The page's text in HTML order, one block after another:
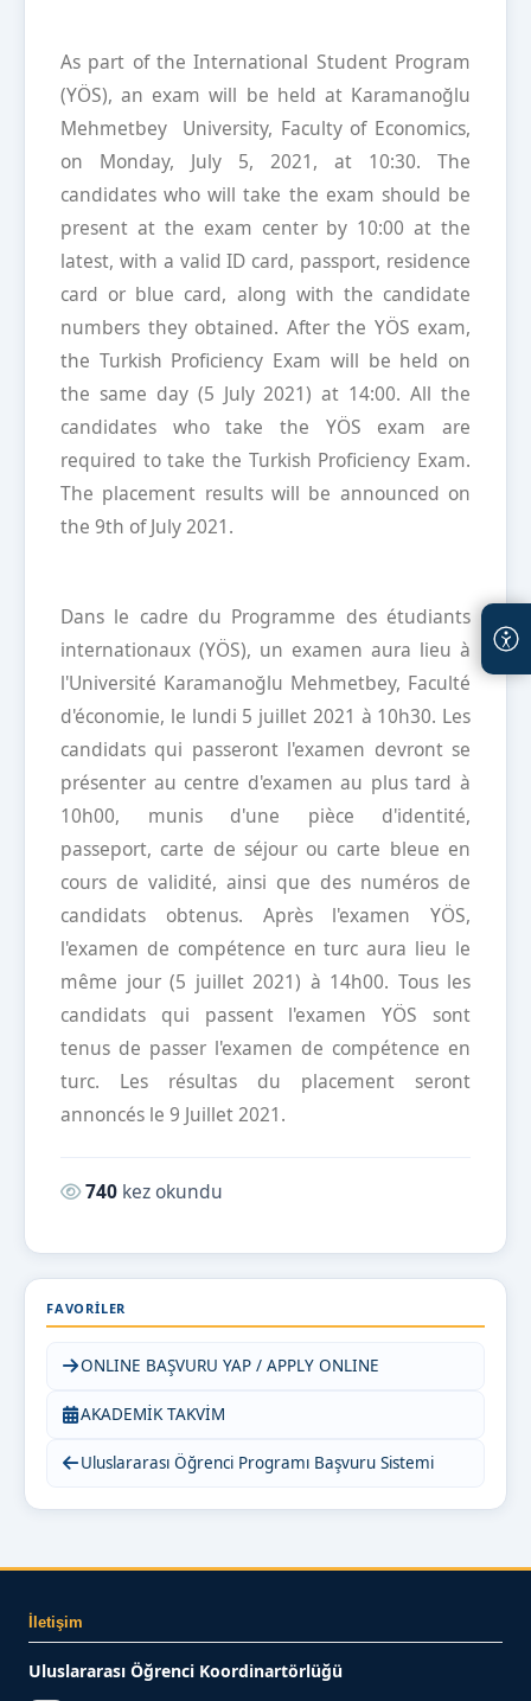
As part of the International Student Program
(YÖS), an exam will be held at Karamanoğlu
Mehmetbey University, Faculty of Economics,
on Monday, July 5, 2021, at 10:30. The
candidates who will take the exam should be
present at the exam center by 10:00 at the
latest, with a valid ID card, passport, residence
card or blue card, along with the candidate
numbers they obtained. After the YÖS exam,
the Turkish Proficiency Exam will be held on
the same day (5 July 2021) at 14:00. All the
candidates who take the YÖS exam are
required to take the Turkish Proficiency Exam.
The placement results will be announced on
the 9th of July 2021.
Dans le cadre du Programme des étudiants
internationaux (YÖS), un examen aura lieu à
l'Université Karamanoğlu Mehmetbey, Faculté
d'économie, le lundi 5 juillet 2021 à 10h30. Les
candidats qui passeront l'examen devront se
présenter au centre d'examen au plus tard à
10h00, munis d'une pièce d'identité,
passeport, carte de séjour ou carte bleue en
cours de validité, ainsi que des numéros de
candidats obtenus. Après l'examen YÖS,
l'examen de compétence en turc aura lieu le
même jour (5 juillet 2021) à 14h00. Tous les
candidats qui passent l'examen YÖS sont
tenus de passer l'examen de compétence en
turc. Les résultas du placement seront
annoncés le 9 Juillet 2021.
Okunma sayısı:
740 kez okundu
FAVORILER
ONLINE BAŞVURU YAP / APPLY ONLINE
AKADEMİK TAKVİM
Uluslararası Öğrenci Programı Başvuru Sistemi
İletişim
Uluslararası Öğrenci Koordinartörlüğü